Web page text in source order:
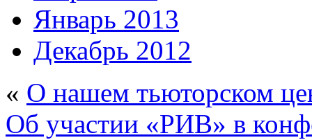
Январь 2013
Декабрь 2012
« О нашем тьюторском
Об участии «РИВ» в